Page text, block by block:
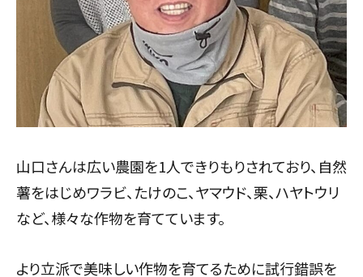
山口さんは広い農園を1人できりもりされており、自然
薯をはじめワラビ、たけのこ、ヤマウド、栗、ハヤトウリ
など、様々な作物を育てています。
より立派で美味しい作物を育てるために試行錯誤を